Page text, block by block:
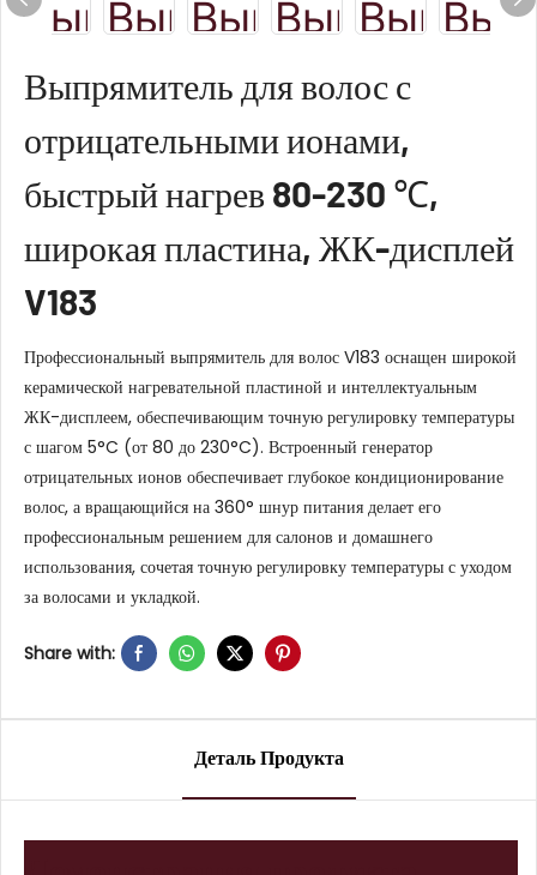
Выпрямитель для волос с
отрицательными ионами,
быстрый нагрев 80-230 ℃,
широкая пластина, ЖК-дисплей
V183
Профессиональный выпрямитель для волос V183 оснащен широкой
керамической нагревательной пластиной и интеллектуальным
ЖК-дисплеем, обеспечивающим точную регулировку температуры
с шагом 5°C (от 80 до 230°C). Встроенный генератор
отрицательных ионов обеспечивает глубокое кондиционирование
волос, а вращающийся на 360° шнур питания делает его
профессиональным решением для салонов и домашнего
использования, сочетая точную регулировку температуры с уходом
за волосами и укладкой.
Share with:
Деталь Продукта